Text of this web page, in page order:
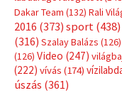
Dakar Team (132) Rali
2016 (373) sport(438)
(316) Szalay Balázs (126)
(126) Video (247)
(222) vívás (174)
úszás (361)